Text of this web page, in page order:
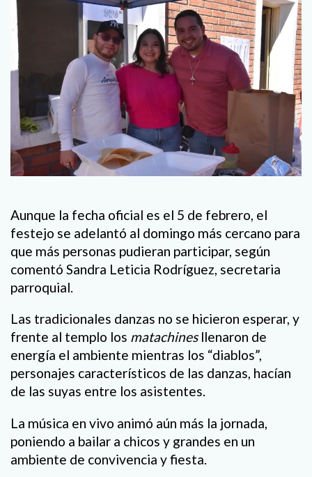
Aunque la fecha oficial es el 5 de febrero, el
festejo se adelantó al domingo más cercano para
que más personas pudieran participar, según
comentó Sandra Leticia Rodríguez, secretaria
parroquial.
Las tradicionales danzas no se hicieron esperar, y
frente al templo los matachinesllenaron de
energía el ambiente mientras los “diablos”,
personajes característicos de las danzas, hacían
de las suyas entre los asistentes.
La música en vivo animó aún más la jornada,
poniendo a bailar a chicos y grandes en un
ambiente de convivencia y fiesta.